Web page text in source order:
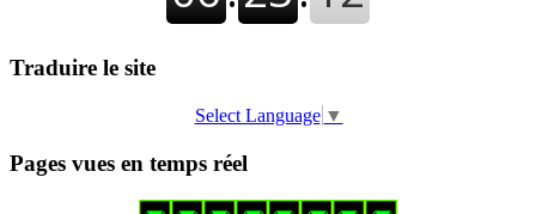
Traduire le site
Select Language ▼
Pages vues en temps réel